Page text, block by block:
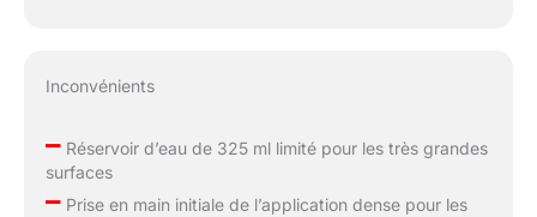
Inconvénients
–Réservoir d’eau de 325 ml limité pour les très grandes
surfaces
–Prise en main initiale de l’application dense pour les